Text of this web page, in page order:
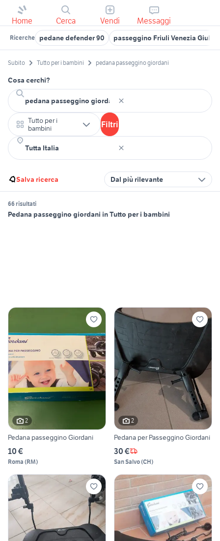
Home Cerca Vendi Messaggi
Ricerche pedane defender 90 passeggino Friuli Venezia Giulia
Subito Tutto per i bambini pedana passeggino giordani
Cosa cerchi?
Tutto per i
bambini
Filtri
Salva ricerca Dal più rilevante
66 risultati
Pedana passeggino giordani in Tutto per i bambini
2
Pedana passeggino Giordani
10 €
Roma (RM)
2
Pedana per Passeggino Giordani
30 €
San Salvo(CH)